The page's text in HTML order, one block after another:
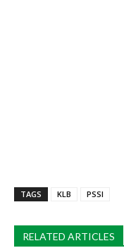
TAGS KLB PSSI
RELATED ARTICLES